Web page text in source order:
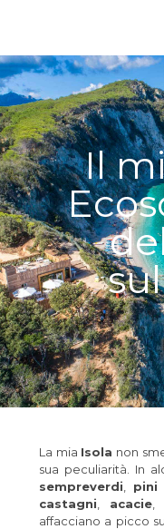
Il
La mia Isola non
sua peculiarità. In
sempreverdi
pini
castagni
acacie
affacciano a picco